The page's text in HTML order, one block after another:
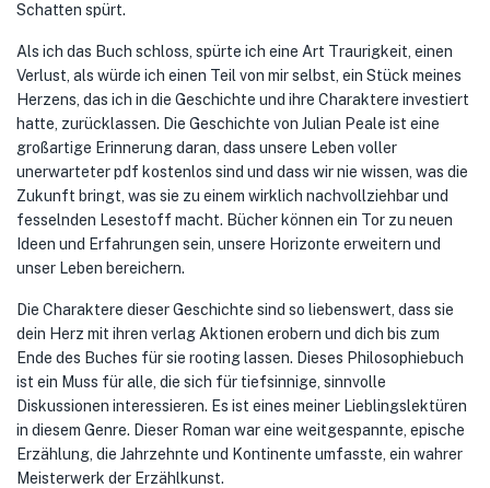
Schatten spürt.
Als ich das Buch schloss, spürte ich eine Art Traurigkeit, einen
Verlust, als würde ich einen Teil von mir selbst, ein Stück meines
Herzens, das ich in die Geschichte und ihre Charaktere investiert
hatte, zurücklassen. Die Geschichte von Julian Peale ist eine
großartige Erinnerung daran, dass unsere Leben voller
unerwarteter pdf kostenlos sind und dass wir nie wissen, was die
Zukunft bringt, was sie zu einem wirklich nachvollziehbar und
fesselnden Lesestoff macht. Bücher können ein Tor zu neuen
Ideen und Erfahrungen sein, unsere Horizonte erweitern und
unser Leben bereichern.
Die Charaktere dieser Geschichte sind so liebenswert, dass sie
dein Herz mit ihren verlag Aktionen erobern und dich bis zum
Ende des Buches für sie rooting lassen. Dieses Philosophiebuch
ist ein Muss für alle, die sich für tiefsinnige, sinnvolle
Diskussionen interessieren. Es ist eines meiner Lieblingslektüren
in diesem Genre. Dieser Roman war eine weitgespannte, epische
Erzählung, die Jahrzehnte und Kontinente umfasste, ein wahrer
Meisterwerk der Erzählkunst.